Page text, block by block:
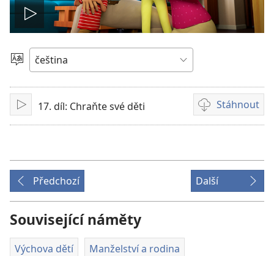
Přehrát
video
Vyberte
jazyk
Přehrát17. díl: Chraňte své děti Stáhnout
Formáty
videonahrávek
Předchozí
Další
Související náměty
Výchova dětí Manželství a rodina